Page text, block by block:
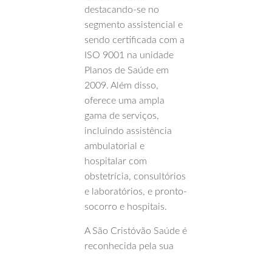
destacando-se no
segmento assistencial e
sendo certificada com a
ISO 9001 na unidade
Planos de Saúde em
2009. Além disso,
oferece uma ampla
gama de serviços,
incluindo assistência
ambulatorial e
hospitalar com
obstetrícia, consultórios
e laboratórios, e pronto-
socorro e hospitais.
A São Cristóvão Saúde é
reconhecida pela sua